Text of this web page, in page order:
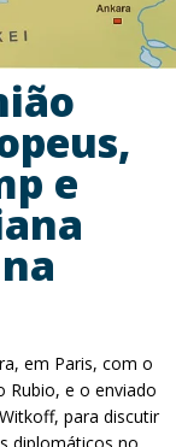
e
em Paris, com o
Rubio, e o enviado
para discutir